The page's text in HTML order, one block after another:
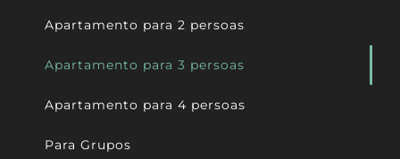
Apartamento para 2 persoas
Apartamento para 3 persoas
Apartamento para 4 persoas
Para Grupos